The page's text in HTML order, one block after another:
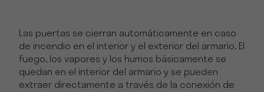
Las puertas se cierran automáticamente en caso
de incendio en el interior y el exterior del armario. El
fuego, los vapores y los humos básicamente se
quedan en el interior del armario y se pueden
extraer directamente a través de la conexión de